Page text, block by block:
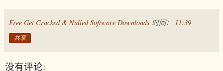
Free Get Cracked & Nulled Software Downloads 时间： 11:39
共享
没有评论: